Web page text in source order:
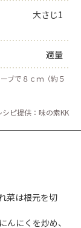
大さじ1
適量
ブで８ｃｍ（約５
シピ提供：味の素KK
菜は根元を切
んにくを炒め、